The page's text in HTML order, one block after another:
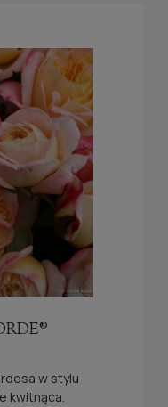
w stylu
kwitnąca.